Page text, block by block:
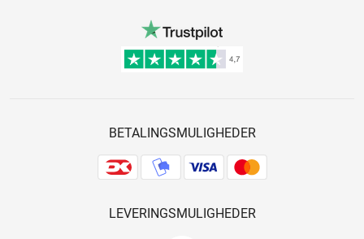
BETALINGSMULIGHEDER
LEVERINGSMULIGHEDER